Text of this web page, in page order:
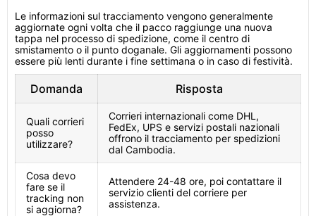
Le informazioni sul tracciamento vengono generalmente
aggiornate ogni volta che il pacco raggiunge una nuova
tappa nel processo di spedizione, come il centro di
smistamento o il punto doganale. Gli aggiornamenti possono
essere più lenti durante i fine settimana o in caso di festività.
Domanda Risposta
Quali corrieri
posso
utilizzare?
Corrieri internazionali come DHL,
FedEx, UPS e servizi postali nazionali
offrono il tracciamento per spedizioni
dal Cambodia.
Cosa devo
fare se il
tracking non
si aggiorna?
Attendere 24-48 ore, poi contattare il
servizio clienti del corriere per
assistenza.